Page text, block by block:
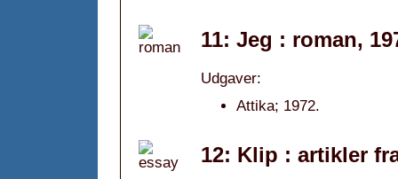
11: Jeg : roman,
Udgaver:
Attika; 1972.
12: Klip : artikler